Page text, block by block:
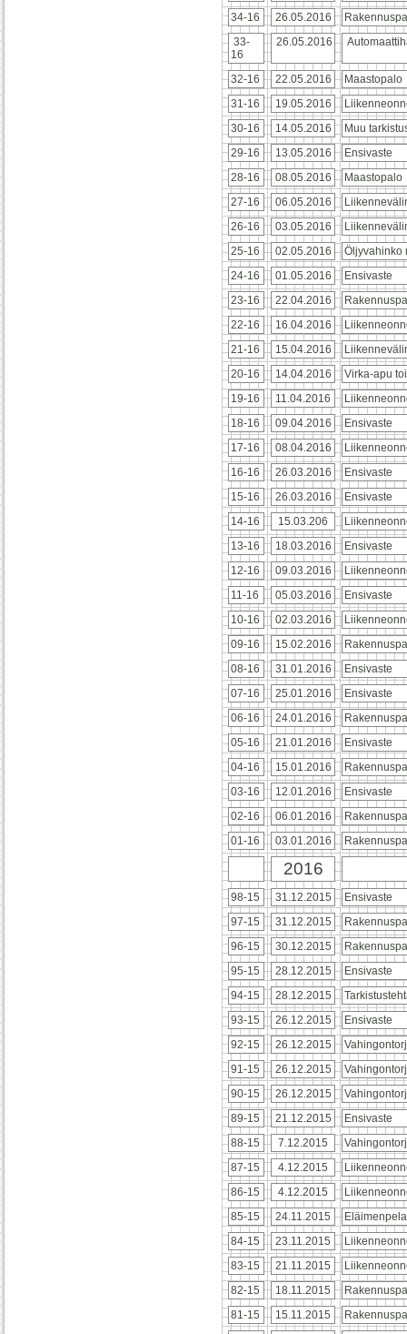
34-16
26.05.2016
33-
16
26.05.2016
32-16 22.05.2016
Maastopalo
31-16
19.05.2016
30-16
14.05.2016
Muu
29-16
13.05.2016
Ensivaste
28-16
08.05.2016
Maastopalo
27-16
06.05.2016
26-16
03.05.2016
25-16
02.05.2016
Öljyvahinko
24-16
01.05.2016
Ensivaste
23-16
22.04.2016
22-16
16.04.2016
21-16
15.04.2016
20-16
14.04.2016
Virka-apu
19-16
11.04.2016
18-16
09.04.2016
Ensivaste
17-16
08.04.2016
16-16
26.03.2016
Ensivaste
15-16
26.03.2016
Ensivaste
14-16
15.03.206
13-16
18.03.2016
Ensivaste
12-16
09.03.2016
11-16
05.03.2016
Ensivaste
10-16
02.03.2016
09-16
15.02.2016
08-16
31.01.2016
Ensivaste
07-16
25.01.2016
Ensivaste
06-16
24.01.2016
05-16
21.01.2016
Ensivaste
04-16
15.01.2016
03-16
12.01.2016
Ensivaste
02-16
06.01.2016
01-16
03.01.2016
2016
98-15 31.12.2015
Ensivaste
97-15
31.12.2015
96-15
30.12.2015
95-15
28.12.2015
Ensivaste
94-15
28.12.2015
93-15
26.12.2015
Ensivaste
92-15
26.12.2015
91-15
26.12.2015
90-15
26.12.2015
89-15
21.12.2015
Ensivaste
88-15
7.12.2015
87-15
4.12.2015
86-15
4.12.2015
85-15
24.11.2015
84-15
23.11.2015
83-15
21.11.2015
82-15
18.11.2015
81-15
15.11.2015